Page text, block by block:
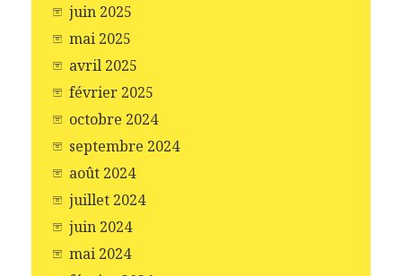
juin 2025
mai 2025
avril 2025
février 2025
octobre 2024
septembre 2024
août 2024
juillet 2024
juin 2024
mai 2024